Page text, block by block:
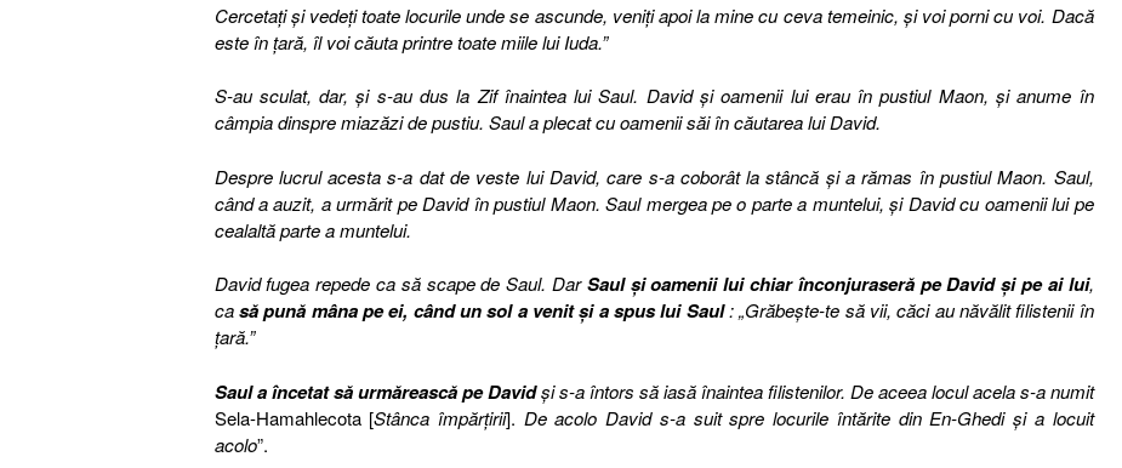
Cercetaţi şi vedeţi toate locurile unde se ascunde, veniţi apoi la mine cu ceva temeinic, şi voi porni cu voi. Dacă
este în ţară, îl voi căuta printre toate miile lui Iuda.”
S-au sculat, dar, şi s-au dus la Zif înaintea lui Saul. David şi oamenii lui erau în pustiul Maon, şi anume în
câmpia dinspre miazăzi de pustiu. Saul a plecat cu oamenii săi în căutarea lui David.
Despre lucrul acesta s-a dat de veste lui David, care s-a coborât la stâncă şi a rămas în pustiul Maon. Saul,
când a auzit, a urmărit pe David în pustiul Maon. Saul mergea pe o parte a muntelui, şi David cu oamenii lui pe
cealaltă parte a muntelui.
David fugea repede ca să scape de Saul. DarSaul şi oamenii lui chiar înconjuraseră pe David şi pe ai lui,
casă pună mâna pe ei, când un sol a venit şi a spus lui Saul: „Grăbeşte-te să vii, căci au năvălit filistenii în
ţară.”
Saul a încetat să urmărească pe Davidşi s-a întors să iasă înaintea filistenilor. De aceea locul acela s-a numit
Sela-Hamahlecota [Stânca împărţirii]. De acolo David s-a suit spre locurile întărite din En-Ghedi şi a locuit
acolo”.